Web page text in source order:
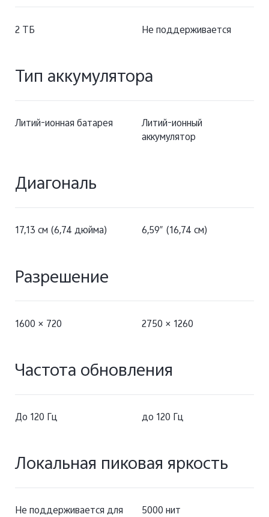
2 ТБ Не поддерживается
Тип аккумулятора
Литий-ионная батарея
Литий-ионный
аккумулятор
Диагональ
17,13 см (6,74 дюйма) 6,59″ (16,74 см)
Разрешение
1600 × 720 2750 × 1260
Частота обновления
До 120 Гц до 120 Гц
Локальная пиковая яркость
Не поддерживается для 5000 нит